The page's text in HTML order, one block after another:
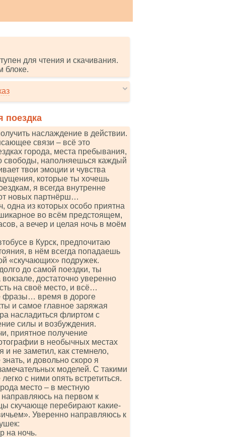
для чтения и скачивания.
блоке.
поездка
наслаждение в действии.
связи – всё это
города, места пребывания,
свободы, наполняешься каждый
твои эмоции и чувства
которые ты хочешь
я всегда внутренне
новых партнёрш…
одна из которых особо приятна
во всём предстоящем,
а вечер и целая ночь в моём
в Курск, предпочитаю
в нём всегда попадаешь
«скучающих» подружек.
до самой поездки, ты
достаточно уверенно
на своё место, и всё…
фразы… время в дороге
и самое главное заряжая
насладиться флиртом с
силы и возбуждения.
приятное получение
в необычных местах
и не заметил, как стемнело,
и довольно скоро я
моделей. С такими
с ними опять встретиться.
место – в местную
направляюсь на первом к
скучающе перебирают какие-
Уверенно направляюсь к
на ночь.